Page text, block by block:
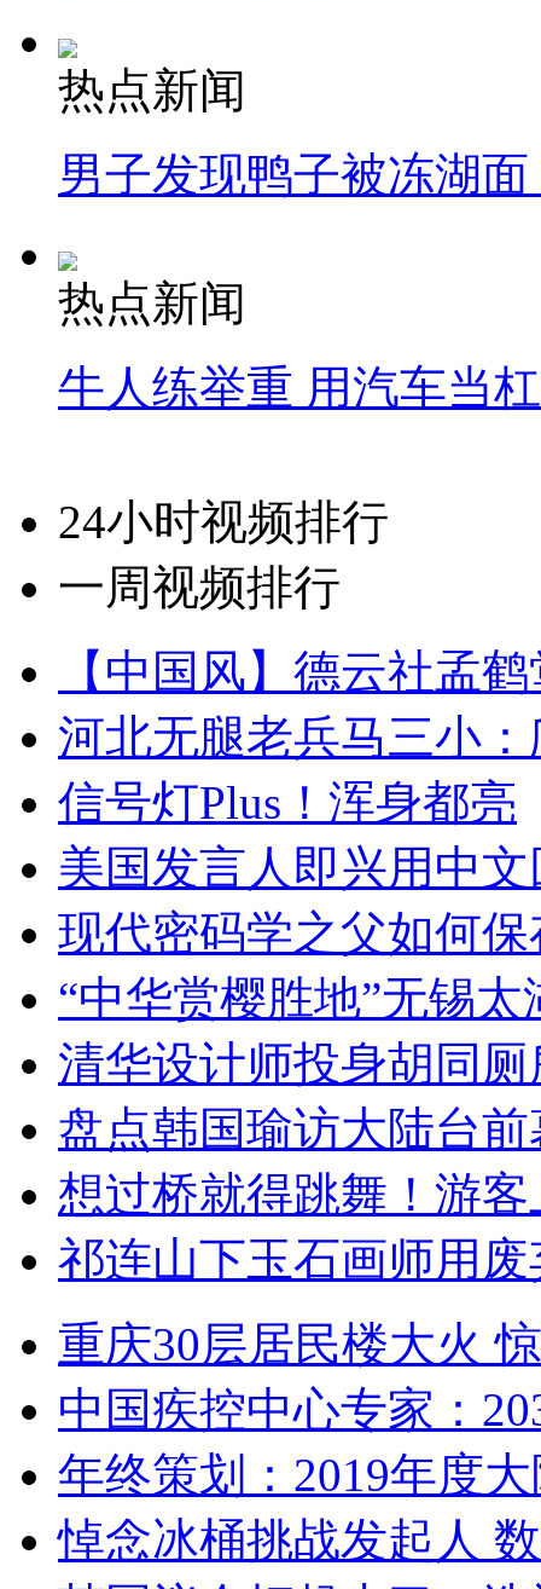
热点新闻
男子发现鸭子被冻湖
热点新闻
牛人练举重 用汽车当
24小时视频排行
一周视频排行
【中国风】德云社孟
河北无腿老兵马三小
信号灯Plus！浑身都亮
美国发言人即兴用中
现代密码学之父如何
“中华赏樱胜地”无锡
清华设计师投身胡同
盘点韩国瑜访大陆台
想过桥就得跳舞！游客
祁连山下玉石画师用
重庆30层居民楼大火
中国疾控中心专家：
年终策划：2019年度
悼念冰桶挑战发起人